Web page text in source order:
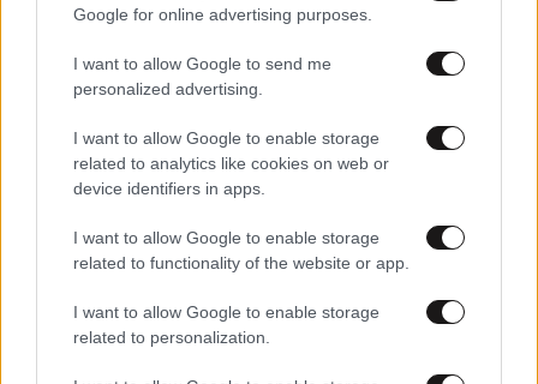
Google for online advertising purposes.
I want to allow Google to send me
personalized advertising.
I want to allow Google to enable storage
related to analytics like cookies on web or
device identifiers in apps.
I want to allow Google to enable storage
related to functionality of the website or app.
I want to allow Google to enable storage
related to personalization.
ΚΟΣΜΟΣ58 λ. πριν
Η αυτοκρατορία του «Έντικ» και ο «μεγάλος»
όρος Greek Mafia